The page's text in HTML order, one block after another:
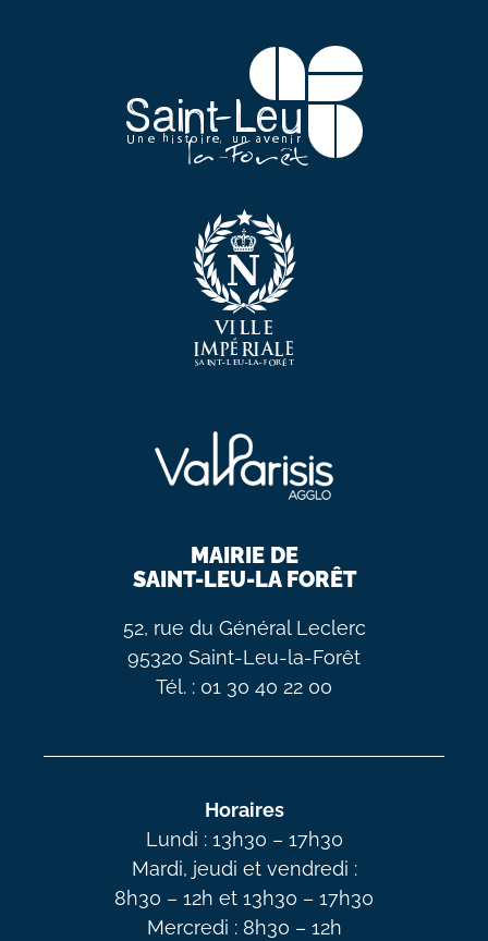
MAIRIE DE
SAINT-LEU-LA FORÊT
52, rue du Général Leclerc
95320 Saint-Leu-la-Forêt
Tél. : 01 30 40 22 00
Horaires
Lundi : 13h30 – 17h30
Mardi, jeudi et vendredi :
8h30 – 12h et 13h30 – 17h30
Mercredi : 8h30 – 12h